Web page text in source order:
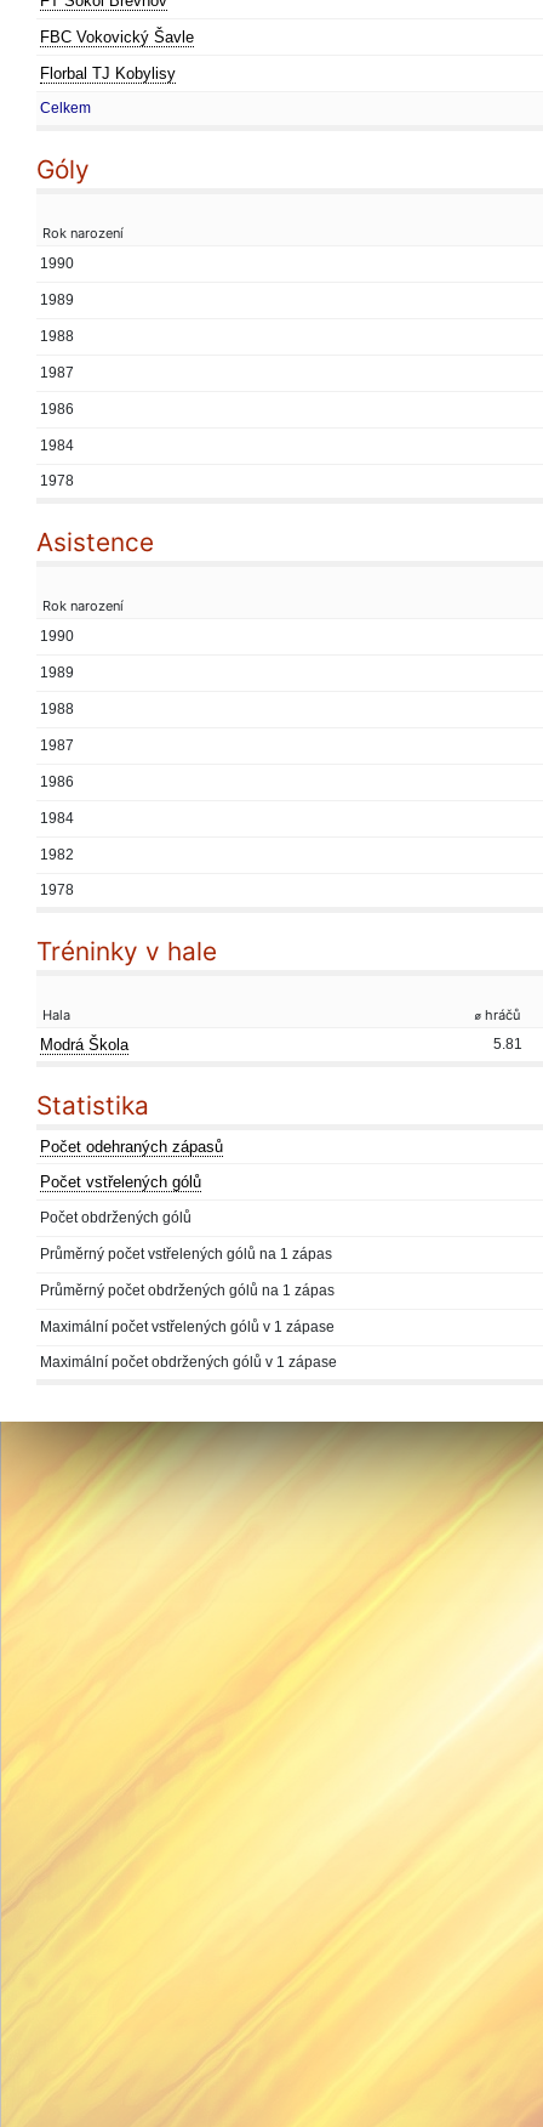
FBC Vokovický Šavle
Florbal TJ Kobylisy
Celkem
Góly
Rok narození
1990
1989
1988
1987
1986
1984
1978
Asistence
Rok narození
1990
1989
1988
1987
1986
1984
1982
1978
Tréninky v hale
Hala ⌀ hráčů
Modrá Škola 5.81
Statistika
Počet odehraných zápasů
Počet vstřelených gólů
Počet obdržených gólů
Průměrný počet vstřelených gólů na 1 zápas
Průměrný počet obdržených gólů na 1 zápas
Maximální počet vstřelených gólů v 1 zápase
Maximální počet obdržených gólů v 1 zápase